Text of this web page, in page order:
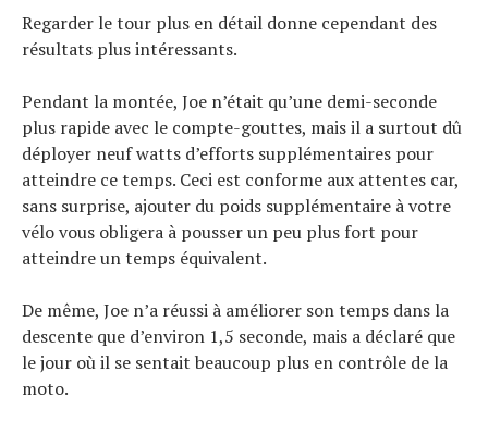
Regarder le tour plus en détail donne cependant des
résultats plus intéressants.
Pendant la montée, Joe n’était qu’une demi-seconde
plus rapide avec le compte-gouttes, mais il a surtout dû
déployer neuf watts d’efforts supplémentaires pour
atteindre ce temps. Ceci est conforme aux attentes car,
sans surprise, ajouter du poids supplémentaire à votre
vélo vous obligera à pousser un peu plus fort pour
atteindre un temps équivalent.
De même, Joe n’a réussi à améliorer son temps dans la
descente que d’environ 1,5 seconde, mais a déclaré que
le jour où il se sentait beaucoup plus en contrôle de la
moto.